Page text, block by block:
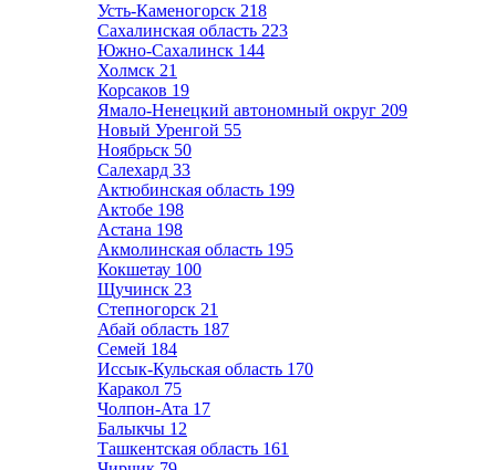
Усть-Каменогорск 218
Сахалинская область 223
Южно-Сахалинск 144
Холмск 21
Корсаков 19
Ямало-Ненецкий автономный округ 209
Новый Уренгой 55
Ноябрьск 50
Салехард 33
Актюбинская область 199
Актобе 198
Астана 198
Акмолинская область 195
Кокшетау 100
Щучинск 23
Степногорск 21
Абай область 187
Семей 184
Иссык-Кульская область 170
Каракол 75
Чолпон-Ата 17
Балыкчы 12
Ташкентская область 161